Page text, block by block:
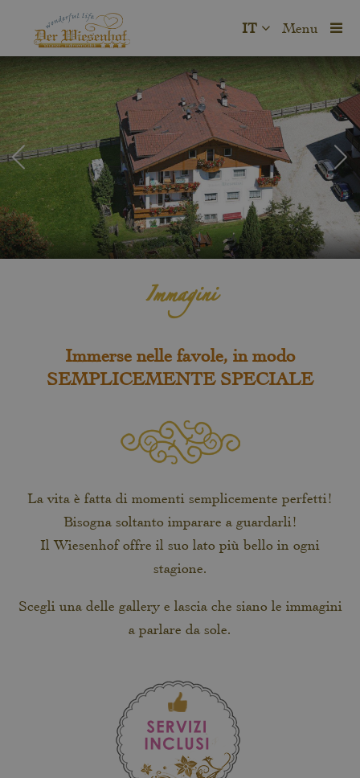
Menu
IT
Immagini
Immerse nelle favole, in modo
SEMPLICEMENTE SPECIALE
La vita è fatta di momenti semplicemente perfetti!
Bisogna soltanto imparare a guardarli!
Il Wiesenhof offre il suo lato più bello in ogni
stagione.
Scegli una delle gallery e lascia che siano le immagini
a parlare da sole.